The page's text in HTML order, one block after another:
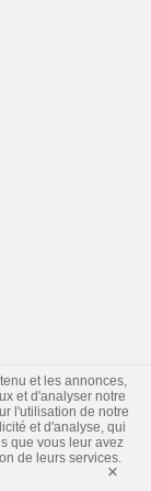
et les annonces,
et d'analyser notre
l'utilisation de notre
et d'analyse, qui
que vous leur avez
de leurs services.
×